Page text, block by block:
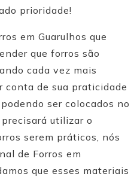
prioridade!
em Guarulhos que
que forros são
cada vez mais
conta de sua praticidade
ser colocados no
utilizar o
serem práticos, nós
de Forros em
que esses materiais